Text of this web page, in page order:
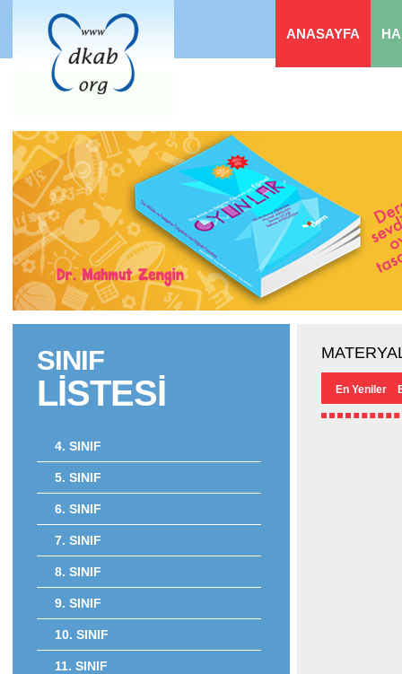
ANASAYFA
SINIF
LİSTESİ
4. SINIF
5. SINIF
6. SINIF
7. SINIF
8. SINIF
9. SINIF
10. SINIF
11. SINIF
En Yeniler